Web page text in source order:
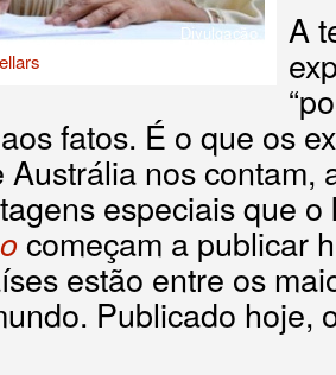
A
fatos. É o que os
Austrália nos contam,
especiais que o
começam a publicar
estão entre os
Publicado hoje,